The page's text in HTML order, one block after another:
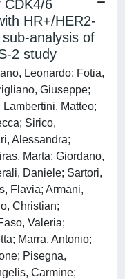
CDK4/6
HR+/HER2-
analysis of
2 study
Leonardo; Fotia,
Giuseppe;
Matteo;
Sirico,
Alessandra;
Marta; Giordano,
Daniele; Sartori,
Flavia; Armani,
Christian;
Valeria;
Marra, Antonio;
Pisegna,
Carmine;